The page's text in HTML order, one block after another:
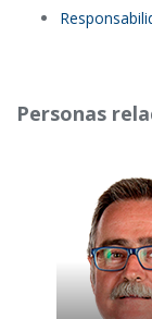
Personas